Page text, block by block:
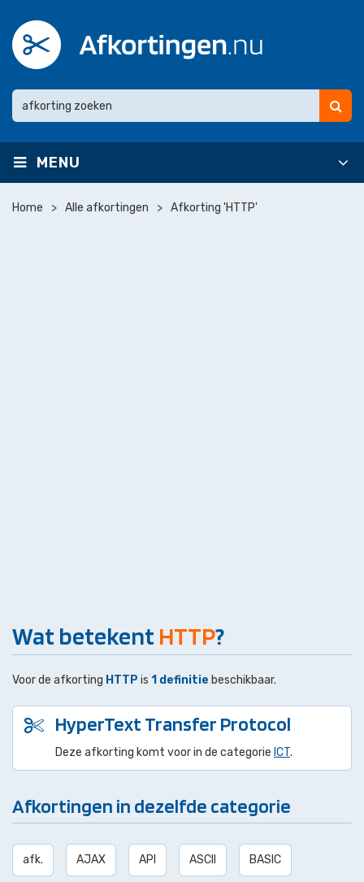
MENU
Home Alle afkortingen Afkorting 'HTTP'
Wat betekent HTTP?
Voor de afkorting HTTP is 1 definitie beschikbaar.
HyperText Transfer Protocol
Deze afkorting komt voor in de categorie ICT.
Afkortingen in dezelfde categorie
afk. AJAX API ASCII BASIC